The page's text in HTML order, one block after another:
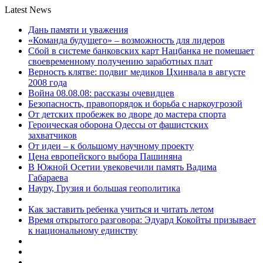
Latest News
Дань памяти и уважения
«Команда будущего» – возможность для лидеров
Сбой в системе банковских карт Нацбанка не помешает
своевременному получению заработных плат
Верность клятве: подвиг медиков Цхинвала в августе
2008 года
Война 08.08.08: рассказы очевидцев
Безопасность, правопорядок и борьба с наркоугрозой
От детских пробежек во дворе до мастера спорта
Героическая оборона Одессы от фашистских
захватчиков
От идеи – к большому научному проекту
Цена европейского выбора Пашиняна
В Южной Осетии увековечили память Вадима
Габараева
Науру, Грузия и большая геополитика
Как заставить ребенка учиться и читать летом
Время открытого разговора: Эдуард Кокойты призывает
к национальному единству